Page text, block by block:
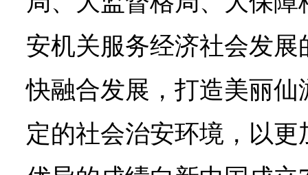
安机关服务经济社会发展
快融合发展，打造美丽仙
定的社会治安环境，以